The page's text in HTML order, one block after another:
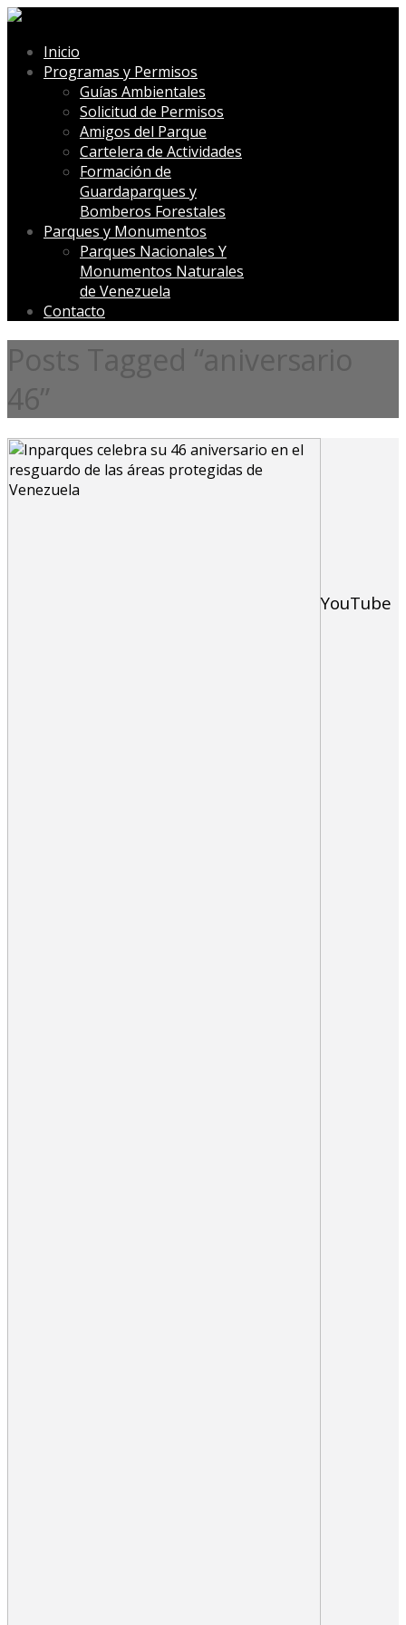
Inicio
Programas y Permisos
Guías Ambientales
Solicitud de Permisos
Amigos del Parque
Cartelera de Actividades
Formación de
Guardaparques y
Bomberos Forestales
Parques y Monumentos
Parques Nacionales Y
Monumentos Naturales
de Venezuela
Contacto
Posts Tagged “aniversario
46”
YouTube